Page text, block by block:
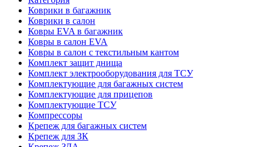
Коврики в багажник
Коврики в салон
Ковры EVA в багажник
Ковры в салон EVA
Ковры в салон с текстильным кантом
Комплект защит днища
Комплект электрооборудования для ТСУ
Комплектующие для багажных систем
Комплектующие для прицепов
Комплектующие ТСУ
Компрессоры
Крепеж для багажных систем
Крепеж для ЗК